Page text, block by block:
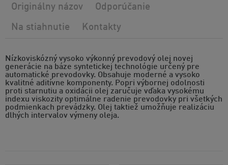
Nízkoviskózný vysoko výkonný prevodový olej novej
generácie na báze syntetickej technológie určený pre
automatické prevodovky. Obsahuje moderné a vysoko
kvalitné aditívne komponenty. Popri výbornej odolnosti
proti starnutiu a oxidácii olej zaručuje vďaka vysokému
indexu viskozity optimálne radenie prevodovky pri všetkých
podmienkach prevádzky. Olej taktiež umožňuje realizáciu
dlhých intervalov výmeny oleja.
Originálny názov Odporúčanie
Na stiahnutie Kontakty